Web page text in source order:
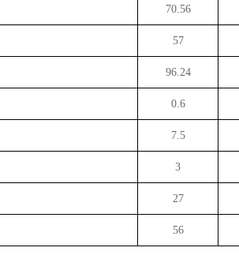
70.56
57
96.24
0.6
7.5
3
27
56